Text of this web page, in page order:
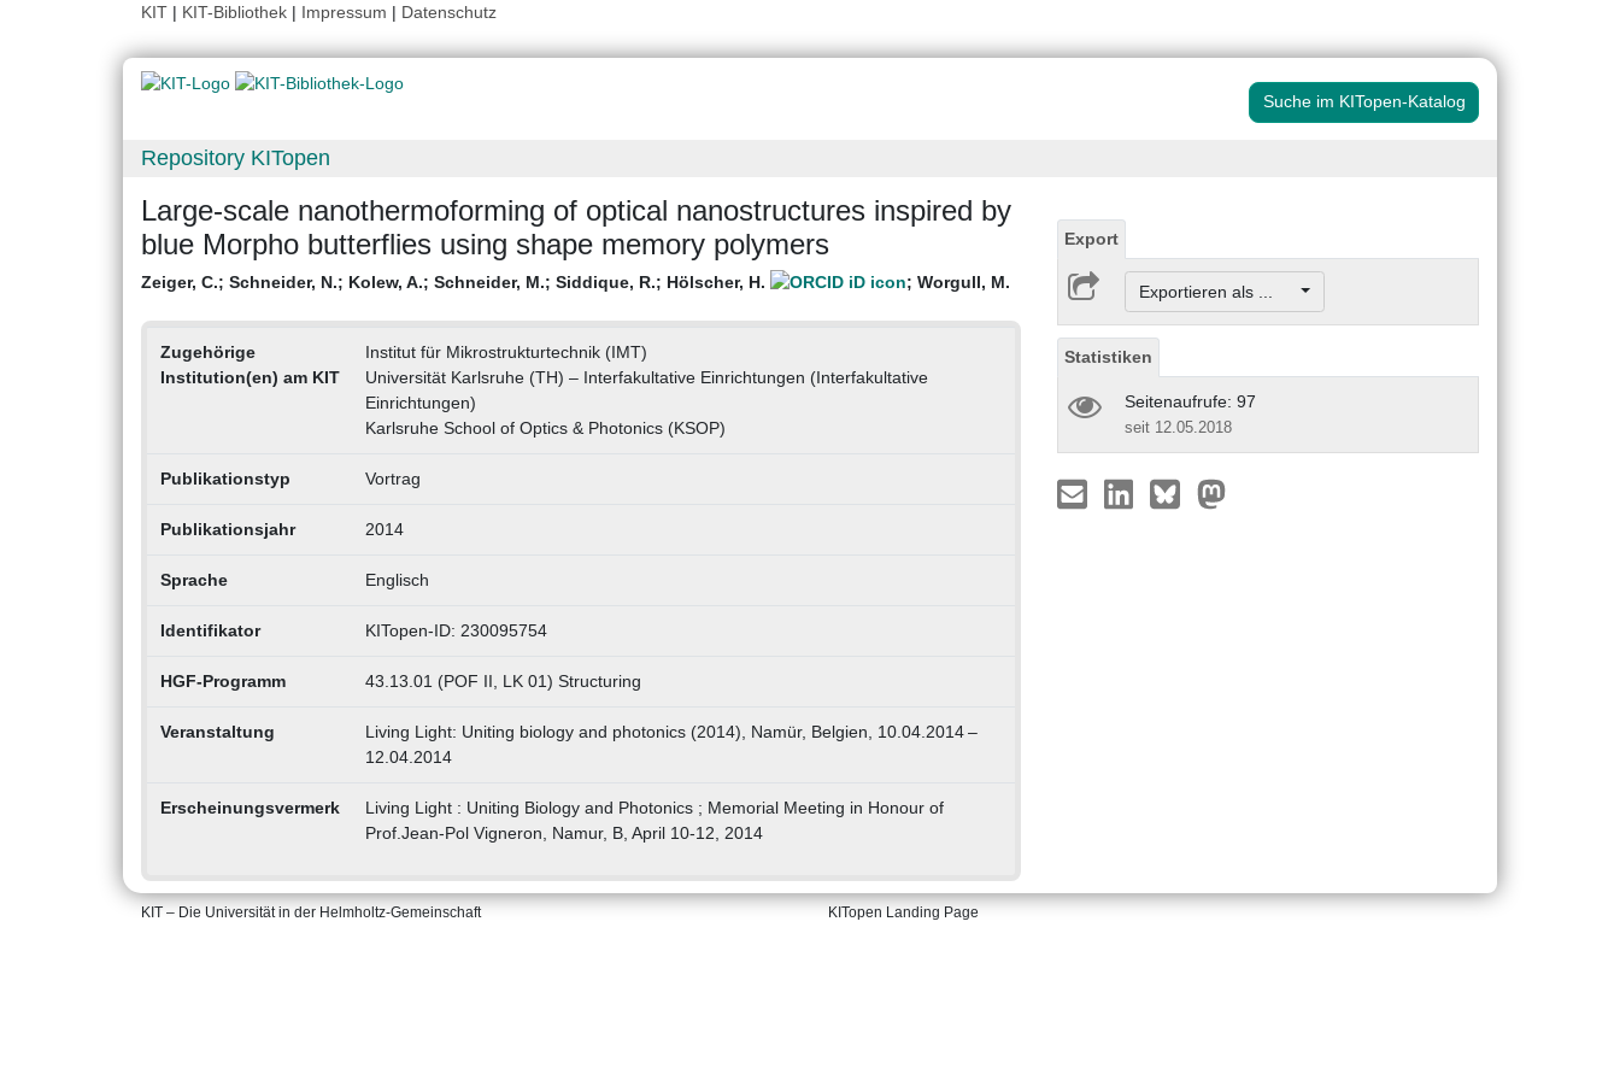
KIT | KIT-Bibliothek | Impressum | Datenschutz
Suche im KITopen-Katalog
Repository KITopen
Large-scale nanothermoforming of optical nanostructures inspired by
blue Morpho butterflies using shape memory polymers
Zeiger, C.; Schneider, N.; Kolew, A.; Schneider, M.; Siddique, R.; Hölscher, H. ; Worgull, M.
Zugehörige
Institution(en) am KIT
Institut für Mikrostrukturtechnik (IMT)
Universität Karlsruhe (TH) – Interfakultative Einrichtungen (Interfakultative
Einrichtungen)
Karlsruhe School of Optics & Photonics (KSOP)
Publikationstyp Vortrag
Publikationsjahr 2014
Sprache Englisch
Identifikator KITopen-ID: 230095754
HGF-Programm 43.13.01 (POF II, LK 01) Structuring
Veranstaltung
Living Light: Uniting biology and photonics (2014), Namür, Belgien, 10.04.2014 –
12.04.2014
Erscheinungsvermerk
Living Light : Uniting Biology and Photonics ; Memorial Meeting in Honour of
Prof.Jean-Pol Vigneron, Namur, B, April 10-12, 2014
Export
Exportieren als ...
Statistiken
Seitenaufrufe: 97
seit 12.05.2018
KIT – Die Universität in der Helmholtz-Gemeinschaft KITopen Landing Page